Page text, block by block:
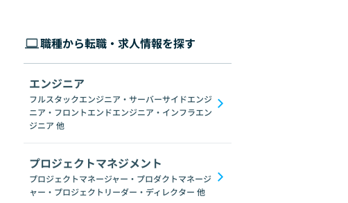
東京都 神奈川県 新潟県 富山県 石川県
リードエンジニア モバイルアプリエンジニア AIエンジニア
職種から転職・求人情報を探す
エンジニア
フルスタックエンジニア・サーバーサイドエンジ
ニア・フロントエンドエンジニア・インフラエン
ジニア 他
プロジェクトマネジメント
プロジェクトマネージャー・プロダクトマネージ
ャー・プロジェクトリーダー・ディレクター 他